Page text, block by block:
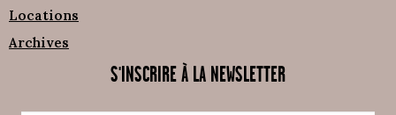
Locations
Archives
S'INSCRIRE À LA NEWSLETTER